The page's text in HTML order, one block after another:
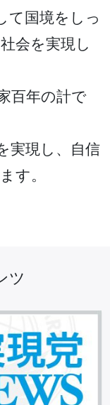
境をしっ
会を実現し
百年の計で
し、自信
す。
ツ